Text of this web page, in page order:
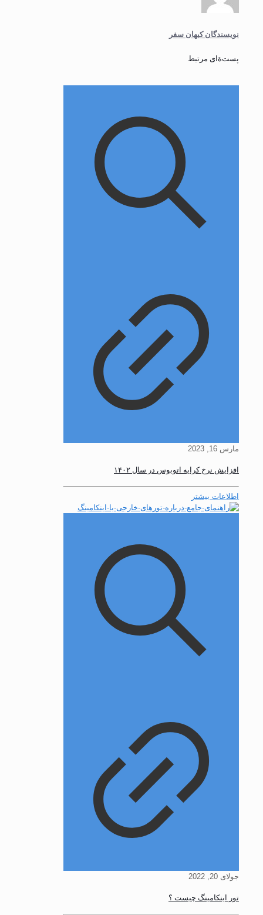
نویسندگان کیهان سفر
پست‌ةای مرتبط
مارس 16, 2023
افزایش نرخ کرایه اتوبوس در سال ۱۴۰۲
اطلاعات بیشتر
جولای 20, 2022
تور اینکامینگ چیست ؟